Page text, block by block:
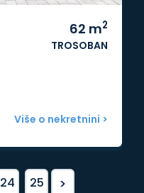
62 m2
TROSOBAN
Više o nekretnini >
24 25 >